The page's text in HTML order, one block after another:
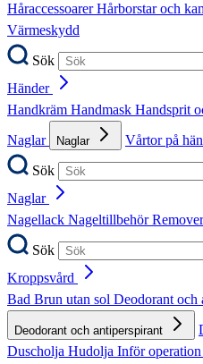
HåraccessoarerHårborstar och
Värmeskydd
Sök
Händer
Handkräm Handmask Handsprit
Naglar
Naglar Vårtor på
Sök
Naglar
Nagellack Nageltillbehör
Sök
Kroppsvård
Bad Brun utan sol Deodorant och
Deodorant och antiperspirant
Duscholja Hudolja Inför operation